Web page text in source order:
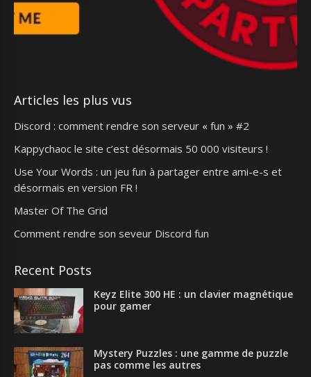
Articles les plus vus
Discord : comment rendre son serveur « fun » #2
Kappychaoc le site c’est désormais 50 000 visiteurs !
Use Your Words : un jeu fun à partager entre ami-e-s et
désormais en version FR !
Master Of The Grid
Comment rendre son seveur Discord fun
Recent Posts
Keyz Elite 300 HE : un clavier magnétique
pour gamer
Mystery Puzzles : une gamme de puzzle
pas comme les autres